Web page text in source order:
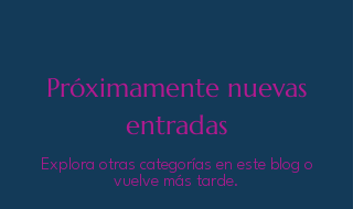
Próximamente nuevas
entradas
Explora otras categorías en este blog o
vuelve más tarde.